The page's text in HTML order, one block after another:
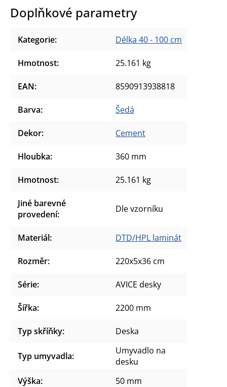
Doplňkové parametry
Kategorie: Délka 40 - 100 cm
Hmotnost: 25.161 kg
EAN: 8590913938818
Barva: Šedá
Dekor: Cement
Hloubka: 360 mm
Hmotnost: 25.161 kg
Jiné barevné
provedení: Dle vzorníku
Materiál: DTD/HPL laminát
Rozměr: 220x5x36 cm
Série: AVICE desky
Šířka: 2200 mm
Typ skříňky: Deska
Typ umyvadla:
Umyvadlo na
desku
Výška: 50 mm